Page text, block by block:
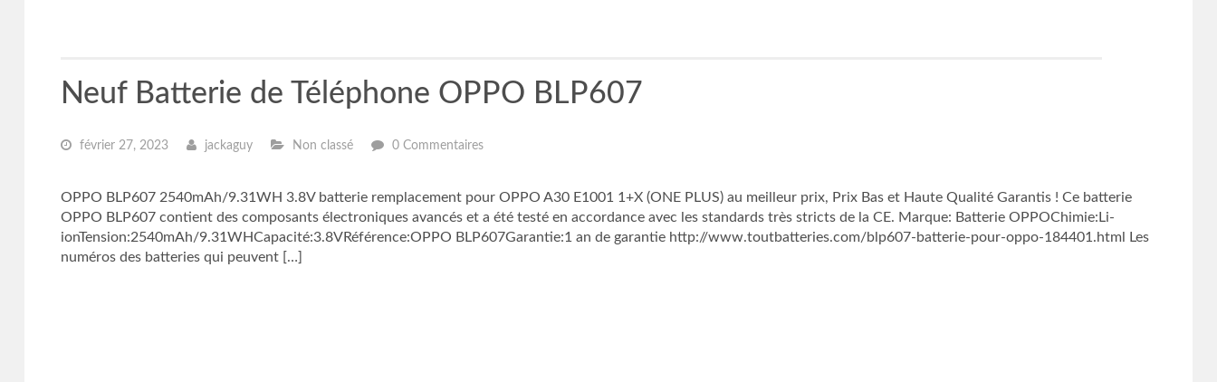
Neuf Batterie de Téléphone OPPO BLP607
février 27, 2023 jackaguy Non classé 0 Commentaires
OPPO BLP607 2540mAh/9.31WH 3.8V batterie remplacement pour OPPO A30 E1001 1+X (ONE PLUS) au meilleur prix, Prix Bas et Haute Qualité Garantis ! Ce batterie
OPPO BLP607 contient des composants électroniques avancés et a été testé en accordance avec les standards très stricts de la CE. Marque: Batterie OPPOChimie:Li-
ionTension:2540mAh/9.31WHCapacité:3.8VRéférence:OPPO BLP607Garantie:1 an de garantie http://www.toutbatteries.com/blp607-batterie-pour-oppo-184401.html Les
numéros des batteries qui peuvent […]